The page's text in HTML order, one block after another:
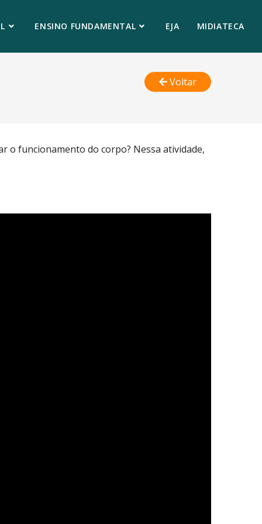
ENSINO FUNDAMENTAL EJA MIDIATECA
Voltar
o funcionamento do corpo? Nessa atividade,